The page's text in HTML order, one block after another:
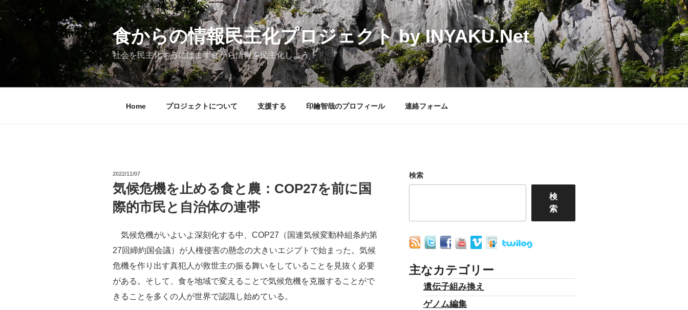
ン
ン
食からの情報民主化プロジェクト by INYAKU.Net
社会を民主化するにはまず食から情報を民主化しよう！
Home プロジェクトについて 支援する 印鑰智哉のプロフィール 連絡フォーム
投
稿
日:
2022/11/07
気候危機を止める食と農：COP27を前に国
際的市民と自治体の連帯
気候危機がいよいよ深刻化する中、COP27（国連気候変動枠組条約第
27回締約国会議）が人権侵害の懸念の大きいエジプトで始まった。気候
危機を作り出す真犯人が救世主の振る舞いをしていることを見抜く必要
がある。そして、食を地域で変えることで気候危機を克服することがで
きることを多くの人が世界で認識し始めている。
検索
検
索
主なカテゴリー
遺伝子組み換え
ゲノム編集